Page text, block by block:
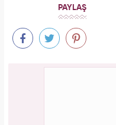
PAYLAŞ